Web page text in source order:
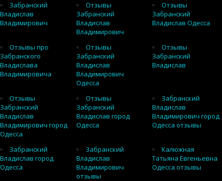
Забранский
Владислав
Владимирович
Отзывы
Забранский
Владислав
Владимирович
Отзывы
Забранский
Владислав Одесса
Отзывы про
Забранского
Владислава
Владимировича
Отзывы
Забранский
Владислав
Владимирович
Одесса
Отзывы
Забранский
Владислав
Отзывы
Забранский
Владислав
Владимирович город
Одесса
Отзывы
Забранский
Владислав город
Одесса
Забранский
Владислав
Владимирович город
Одесса отзывы
Забранский
Владислав город
Одесса
Забранский
Владислав
Владимирович
отзывы
Калюжная
Татьяна Евгеньевна
Одесса отзывы